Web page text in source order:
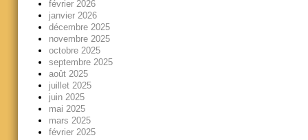
février 2026
janvier 2026
décembre 2025
novembre 2025
octobre 2025
septembre 2025
août 2025
juillet 2025
juin 2025
mai 2025
mars 2025
février 2025